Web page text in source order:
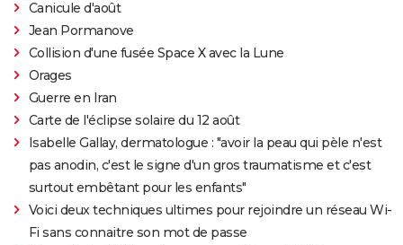
Canicule d'août
Jean Pormanove
Collision d'une fusée Space X avec la Lune
Orages
Guerre en Iran
Carte de l'éclipse solaire du 12 août
Isabelle Gallay, dermatologue : "avoir la peau qui pèle n'est
pas anodin, c'est le signe d'un gros traumatisme et c'est
surtout embêtant pour les enfants"
Voici deux techniques ultimes pour rejoindre un réseau Wi-
Fi sans connaitre son mot de passe